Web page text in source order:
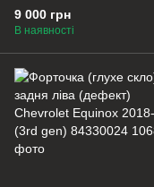
9 000 грн
В наявності